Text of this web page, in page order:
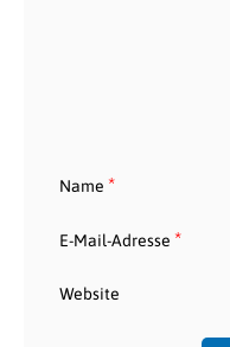
Name *
E-Mail-Adresse *
Website